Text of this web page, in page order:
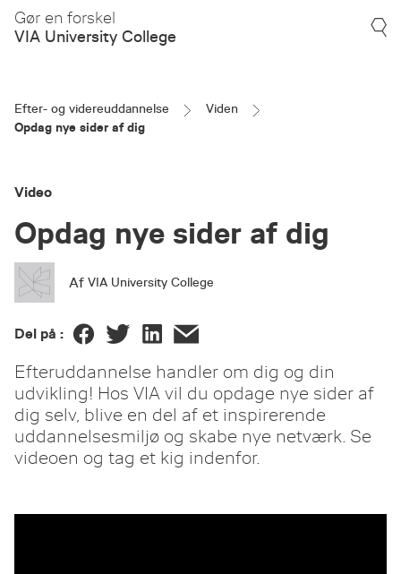
Gør en forskel
VIA University College
Efter- og videreuddannelse
Viden
Opdag nye sider af dig
Video
Opdag nye sider af dig
Af VIA University College
Del på :
Efteruddannelse handler om dig og din
udvikling! Hos VIA vil du opdage nye sider af
dig selv, blive en del af et inspirerende
uddannelsesmiljø og skabe nye netværk. Se
videoen og tag et kig indenfor.